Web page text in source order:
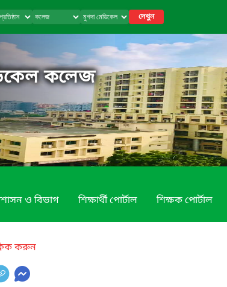
দেখুন
কলেজ
ও বিভাগ শিক্ষার্থী পোর্টাল শিক্ষক পোর্টাল
করুন